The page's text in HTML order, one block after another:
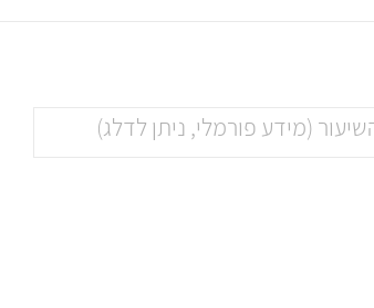
(מידע פורמלי, ניתן לדלג)